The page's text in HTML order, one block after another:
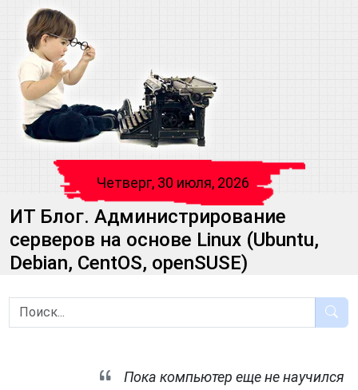
Четверг, 30 июля, 2026
ИТ Блог. Администрирование
серверов на основе Linux (Ubuntu,
Debian, CentOS, openSUSE)
Пока компьютер еще не научился